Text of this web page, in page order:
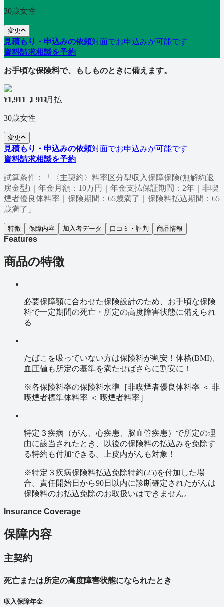
30歳女性
変更
見積もり・申込みの依頼対面でお申込みが可能です
資料請求相談を予約
お手頃な保険料で、もしものときに備えます。
¥1,911 1
, 911
/月払
30歳女性
変更
見積もり・申込みの依頼対面でお申込みが可能です
資料請求相談を予約
試算条件：「〈主契約〉料率区分型収入保障保険(無解約返
戻金型)｜年金月額：10万円｜年金支払保証期間：2年｜非喫
煙者優良体料率｜保険期間：65歳満了｜保険料払込期間：65
歳満了」
特徴 保障内容 加入者データ 口コミ・評判 商品情報
Features
商品の特徴
必要保障額に合わせた保険設計のため、お手頃な保険
料で一定期間の死亡・所定の高度障害状態に備えられ
る
たばこを吸っていない方は保険料が割安！体格(BMI)、
血圧値も所定の基準を満たせばさらに割安に！
※各保険料率の保険料水準［非喫煙者優良体料率 ＜ 非
喫煙者標準体料率 ＜ 喫煙者料率］
特定３疾病（がん、心疾患、脳血管疾患）で所定の理
由に該当されたとき、以後の保険料の払込みを免除す
る特約も付加できる。上皮内がんも対象！
※特定３疾病保険料払込免除特約(25)を付加した場
合。責任開始日から90日以内に診断確定されたがんは
保険料のお払込免除のお取扱いはできません。
Insurance Coverage
保障内容
主契約
死亡または所定の高度障害状態になられたとき
収入保障年金